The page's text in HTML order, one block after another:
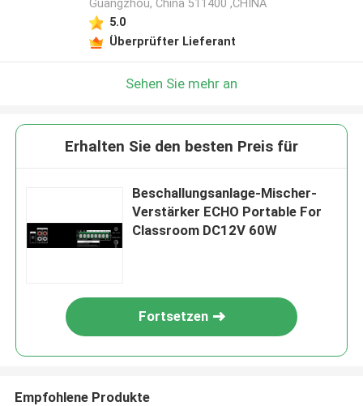
Guangzhou, China 511400 ,CHINA
5.0
Überprüfter Lieferant
Sehen Sie mehr an
Erhalten Sie den besten Preis für
Beschallungsanlage-Mischer-
Verstärker ECHO Portable For
Classroom DC12V 60W
Fortsetzen
Empfohlene Produkte